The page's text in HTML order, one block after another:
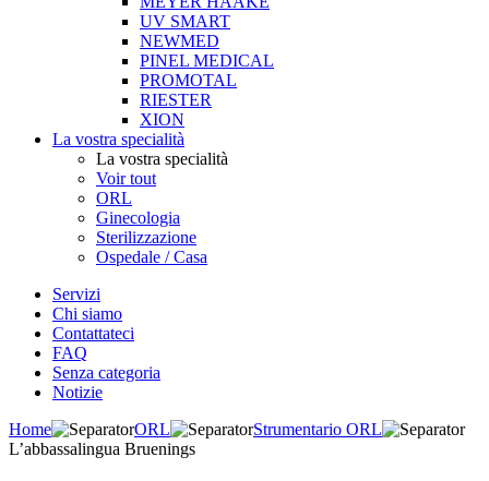
UV SMART
NEWMED
PINEL MEDICAL
PROMOTAL
RIESTER
XION
La vostra specialità
La vostra specialità
Voir tout
ORL
Ginecologia
Sterilizzazione
Ospedale / Casa
Servizi
Chi siamo
Contattateci
FAQ
Senza categoria
Notizie
Home
ORL
Strumentario ORL
L’abbassalingua Bruenings